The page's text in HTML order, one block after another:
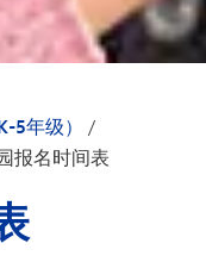
5年级） /
报名时间表